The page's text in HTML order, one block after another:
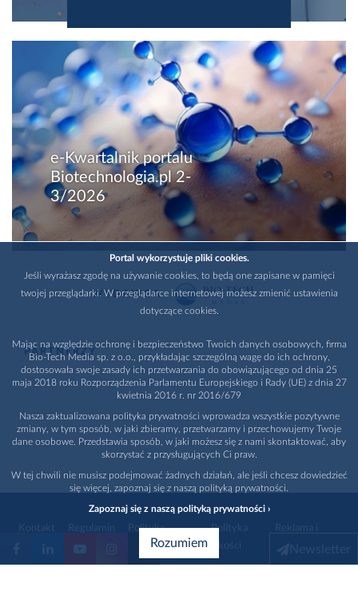
e-Kwartalnik portalu
Biotechnologia.pl 2-
3/2026
WYDAWCA
PARTNERZY
Polityka
prywatności
Polityka
promocja
Portal wykorzystuje pliki cookies.
Jeśli wyrażasz zgodę na używanie cookies, to będą one zapisane w pamięci
twojej przeglądarki. W przeglądarce internetowej możesz zmienić ustawienia
dotyczące cookies.
Mając na względzie ochronę i bezpieczeństwo Twoich danych osobowych, firma
Bio-Tech Media sp. z o.o., przykładając szczególną wagę do ich ochrony,
dostosowała swoje zasady ich przetwarzania do obowiązującego od dnia 25
maja 2018 roku Rozporządzenia Parlamentu Europejskiego i Rady (UE) z dnia 27
kwietnia 2016 r. nr 2016/679
Nasza zaktualizowana polityka prywatności wprowadza wszystkie pozytywne
zmiany, w tym sposób, w jaki zbieramy, przetwarzamy i przechowujemy Twoje
dane osobowe. Przedstawia sposób, w jaki możesz się z nami skontaktować, aby
skorzystać z przysługujących Ci praw.
W tej chwili nie musisz podejmować żadnych działań, ale jeśli chcesz dowiedzieć
się więcej, zapoznaj się z naszą polityką prywatności.
Zapoznaj się z naszą polityką prywatności ›
Rozumiem Newsletter